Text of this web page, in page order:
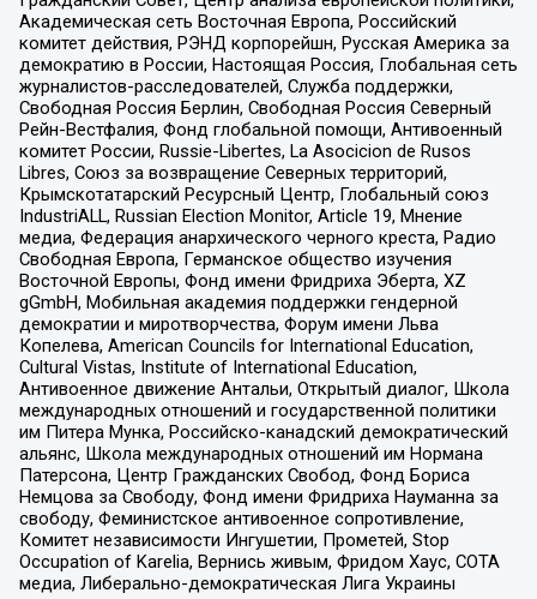
Академическая сеть Восточная Европа, Российский
комитет действия, РЭНД корпорейшн, Русская Америка за
демократию в России, Настоящая Россия, Глобальная сеть
журналистов-расследователей, Служба поддержки,
Свободная Россия Берлин, Свободная Россия Северный
Рейн-Вестфалия, Фонд глобальной помощи, Антивоенный
комитет России, Russie-Libertes, La Asocicion de Rusos
Libres, Союз за возвращение Северных территорий,
Крымскотатарский Ресурсный Центр, Глобальный союз
IndustriALL, Russian Election Monitor, Article 19, Мнение
медиа, Федерация анархического черного креста, Радио
Свободная Европа, Германское общество изучения
Восточной Европы, Фонд имени Фридриха Эберта, XZ
gGmbH, Мобильная академия поддержки гендерной
демократии и миротворчества, Форум имени Льва
Копелева, American Councils for International Education,
Cultural Vistas, Institute of International Education,
Антивоенное движение Антальи, Открытый диалог, Школа
международных отношений и государственной политики
им Питера Мунка, Российско-канадский демократический
альянс, Школа международных отношений им Нормана
Патерсона, Центр Гражданских Свобод, Фонд Бориса
Немцова за Свободу, Фонд имени Фридриха Науманна за
свободу, Феминистское антивоенное сопротивление,
Комитет независимости Ингушетии, Прометей, Stop
Occupation of Karelia, Вернись живым, Фридом Хаус, СОТА
медиа, Либерально-демократическая Лига Украины